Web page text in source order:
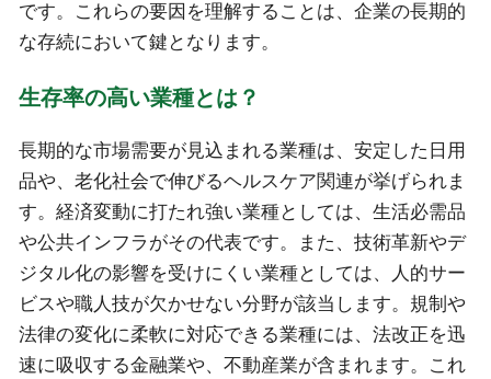
です。これらの要因を理解することは、企業の長期的
な存続において鍵となります。
生存率の高い業種とは？
長期的な市場需要が見込まれる業種は、安定した日用
品や、老化社会で伸びるヘルスケア関連が挙げられま
す。経済変動に打たれ強い業種としては、生活必需品
や公共インフラがその代表です。また、技術革新やデ
ジタル化の影響を受けにくい業種としては、人的サー
ビスや職人技が欠かせない分野が該当します。規制や
法律の変化に柔軟に対応できる業種には、法改正を迅
速に吸収する金融業や、不動産業が含まれます。これ